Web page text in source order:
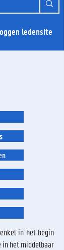
ledensite
in het begin
in het middelbaar